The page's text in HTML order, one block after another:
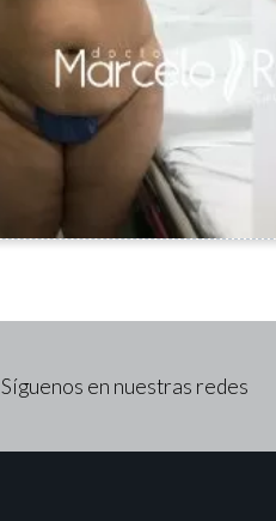
Síguenos en nuestras redes